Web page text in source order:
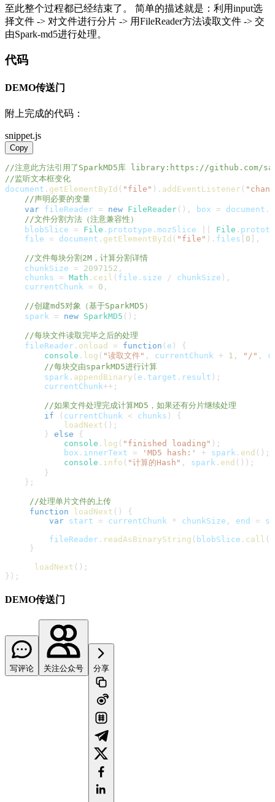
至此整个过程都已经结束了。 简单的描述就是：利用input选
择文件 -> 对文件进行分片 -> 用FileReader方法读取文件 -> 交
由Spark-md5进行处理。
代码
DEMO传送门
附上完成的代码：
snippet.js
Copy
//注意此方法引用了SparkMD5库 library:https://github.com/
//监听文本框变化
document . getElementById ( "file" ) . addEventListener (
//声明必要的变量
var fileReader = new FileReader ( ) , box = document .
//文件分割方法（注意兼容性）
    blobSlice
= File . prototype . mozSlice File .
    file
= document . getElementById ( "file" ) . files 0 ,
//文件每块分割2M，计算分割详情
    chunkSize
= 2097152 ,
    chunks
= Math . ceil ( file . size / chunkSize ) ,
    currentChunk
= 0 ,
//创建md5对象（基于SparkMD5）
    spark
= new SparkMD5 ( ) ;
//每块文件读取完毕之后的处理
    fileReader
. onload = function ( e )
{
console . log ( "读取文件" , currentChunk + 1 , "/" ,
//每块交由sparkMD5进行计算
        spark
. appendBinary ( e . target . result ) ;
        currentChunk
++ ;
//如果文件处理完成计算MD5，如果还有分片继续处理
if
( currentChunk < chunks )
{
loadNext ( ) ;
}
else
{
console . log ( "finished loading" ) ;
            box
. innerText = 'MD5 hash:' + spark . end ( ) ;
console . info ( "计算的Hash" , spark . end ( ) ) ;
}
} ;
//处理单片文件的上传
function
loadNext ( )
{
var start = currentChunk * chunkSize , end =
         fileReader
. readAsBinaryString ( blobSlice . call (
}
loadNext ( ) ;
} ) ;
DEMO传送门
写评论 关注公众号 分享